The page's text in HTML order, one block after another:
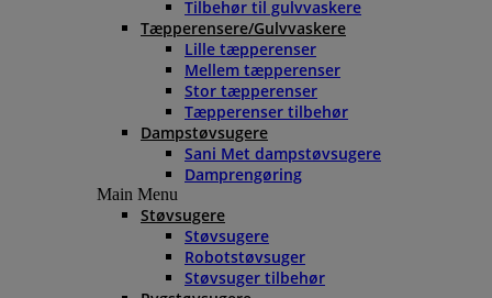
Tilbehør til gulvvaskere
Tæpperensere/Gulvvaskere
Lille tæpperenser
Mellem tæpperenser
Stor tæpperenser
Tæpperenser tilbehør
Dampstøvsugere
Sani Met dampstøvsugere
Damprengøring
Main Menu
Støvsugere
Støvsugere
Robotstøvsuger
Støvsuger tilbehør